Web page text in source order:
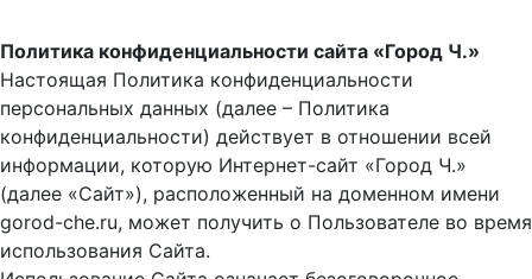
Политика конфиденциальности сайта «Город Ч.»
Настоящая Политика конфиденциальности
персональных данных (далее – Политика
конфиденциальности) действует в отношении всей
информации, которую Интернет-сайт «Город Ч.»
(далее «Сайт»), расположенный на доменном имени
gorod-che.ru, может получить о Пользователе во время
использования Cайта.